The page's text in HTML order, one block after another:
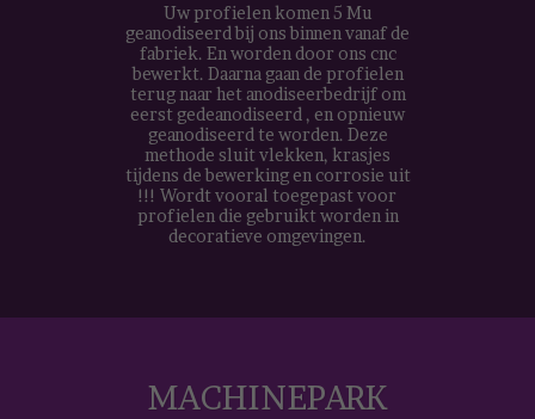
Uw profielen komen 5 Mu
geanodiseerd bij ons binnen vanaf de
fabriek. En worden door ons cnc
bewerkt. Daarna gaan de profielen
terug naar het anodiseerbedrijf om
eerst gedeanodiseerd , en opnieuw
geanodiseerd te worden. Deze
methode sluit vlekken, krasjes
tijdens de bewerking en corrosie uit
!!! Wordt vooral toegepast voor
profielen die gebruikt worden in
decoratieve omgevingen.
MACHINEPARK